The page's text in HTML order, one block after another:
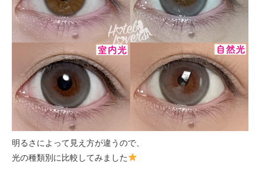
明るさによって見え方が違うので、
光の種類別に比較してみました